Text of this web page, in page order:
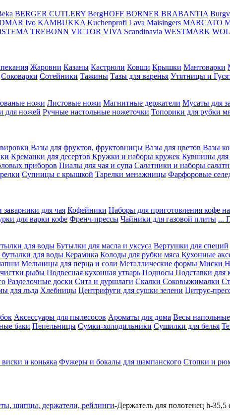
BERGER CUTLERY BergHOFF BORNER BRABANTIA
Ivo KAMBUKKA Kuchenprofi Lava Maisingers MARCATO
TREBONN VICTOR VIVA Scandinavia WESTMARK
Жаровни Казаны Кастрюли Ковши Крышки Мантоварки
Соковарки Сотейники Тажины Тазы для варенья Утятницы и
ножи Листовые ножи Магнитные держатели Мусаты для
для ножей Ручные настольные ножеточки Топорики для рубки
Вазы для фруктов, фруктовницы Вазы для цветов Вазы
Креманки для десертов Кружки и наборы кружек Кувшины для
приборов Пиалы для чая и супа Салатники и наборы
Супницы с крышкой Тарелки менажницы Фарфоровые
для чая Кофейники Наборы для приготовления кофе
для варки кофе Френч-прессы Чайники для газовой плиты ...
для воды Бутылки для масла и уксуса Вертушки для специй
бутылки для воды Керамика Колоды для рубки мяса Кухонные
Мельницы для перца и соли Металлические формы Миски
рыбы Подвесная кухонная утварь Подносы Подставки для
Разделочные доски Сита и дуршлаги Скалки Соковыжималки
для льда Хлебницы Центрифуги для сушки зелени Цитрус-
Аксессуары для пылесосов Ароматы для дома Весы напольные
баки Пепельницы Сумки-холодильники Сушилки для белья
и коньяка Фужеры и бокалы для шампанского Стопки и
щипцы, держатели, рейлинги-Держатель для полотенец h-